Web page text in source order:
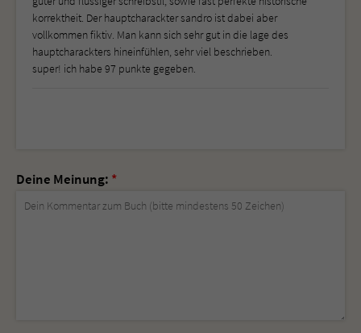
korrektheit. Der hauptcharackter sandro ist dabei aber
vollkommen fiktiv. Man kann sich sehr gut in die lage des
hauptcharackters hineinfühlen, sehr viel beschrieben.
super! ich habe 97 punkte gegeben.
Deine Meinung: *